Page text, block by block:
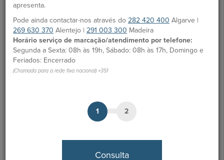
apresenta.
Pode ainda contactar-nos através do 282 420 400 Algarve |
269 630 370 Alentejo | 291 003 300 Madeira
Horário serviço de marcação/atendimento por telefone:
Segunda a Sexta: 08h às 19h, Sábado: 08h às 17h, Domingo e
Feriados: Encerrado
(Chamada para a rede fixa nacional) +351
1 2
Consulta
Médico
MARCAÇÃO
Unidades HPA
Hospital São Camilo - Portimão
55718